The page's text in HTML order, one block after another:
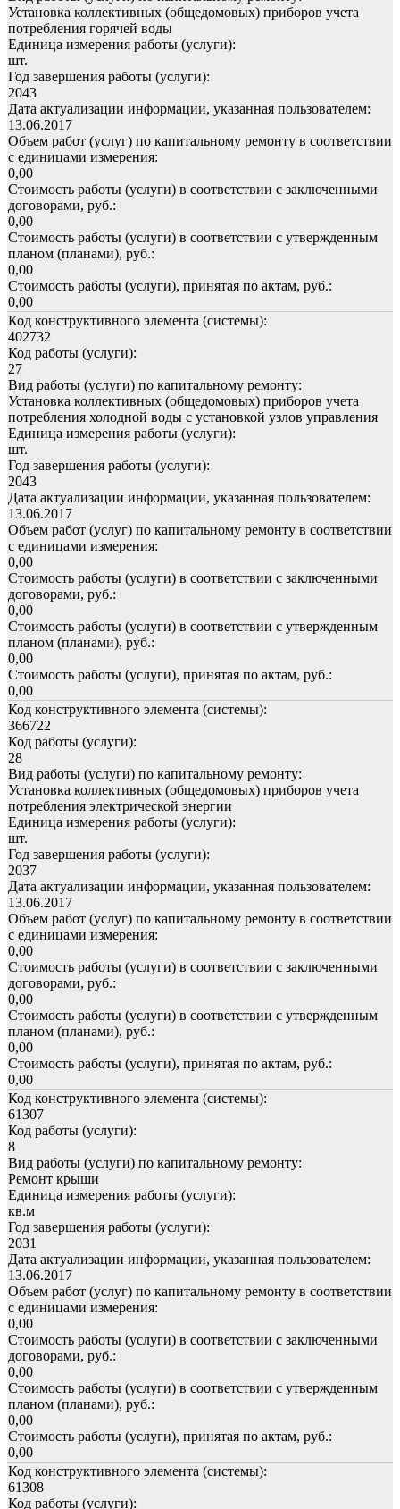
Установка коллективных (общедомовых) приборов учета
потребления горячей воды
Единица измерения работы (услуги):
шт.
Год завершения работы (услуги):
2043
Дата актуализации информации, указанная пользователем:
13.06.2017
Объем работ (услуг) по капитальному ремонту в соответствии
с единицами измерения:
0,00
Стоимость работы (услуги) в соответствии с заключенными
договорами, руб.:
0,00
Стоимость работы (услуги) в соответствии с утвержденным
планом (планами), руб.:
0,00
Стоимость работы (услуги), принятая по актам, руб.:
0,00
Код конструктивного элемента (системы):
402732
Код работы (услуги):
27
Вид работы (услуги) по капитальному ремонту:
Установка коллективных (общедомовых) приборов учета
потребления холодной воды с установкой узлов управления
Единица измерения работы (услуги):
шт.
Год завершения работы (услуги):
2043
Дата актуализации информации, указанная пользователем:
13.06.2017
Объем работ (услуг) по капитальному ремонту в соответствии
с единицами измерения:
0,00
Стоимость работы (услуги) в соответствии с заключенными
договорами, руб.:
0,00
Стоимость работы (услуги) в соответствии с утвержденным
планом (планами), руб.:
0,00
Стоимость работы (услуги), принятая по актам, руб.:
0,00
Код конструктивного элемента (системы):
366722
Код работы (услуги):
28
Вид работы (услуги) по капитальному ремонту:
Установка коллективных (общедомовых) приборов учета
потребления электрической энергии
Единица измерения работы (услуги):
шт.
Год завершения работы (услуги):
2037
Дата актуализации информации, указанная пользователем:
13.06.2017
Объем работ (услуг) по капитальному ремонту в соответствии
с единицами измерения:
0,00
Стоимость работы (услуги) в соответствии с заключенными
договорами, руб.:
0,00
Стоимость работы (услуги) в соответствии с утвержденным
планом (планами), руб.:
0,00
Стоимость работы (услуги), принятая по актам, руб.:
0,00
Код конструктивного элемента (системы):
61307
Код работы (услуги):
8
Вид работы (услуги) по капитальному ремонту:
Ремонт крыши
Единица измерения работы (услуги):
кв.м
Год завершения работы (услуги):
2031
Дата актуализации информации, указанная пользователем:
13.06.2017
Объем работ (услуг) по капитальному ремонту в соответствии
с единицами измерения:
0,00
Стоимость работы (услуги) в соответствии с заключенными
договорами, руб.:
0,00
Стоимость работы (услуги) в соответствии с утвержденным
планом (планами), руб.:
0,00
Стоимость работы (услуги), принятая по актам, руб.:
0,00
Код конструктивного элемента (системы):
61308
Код работы (услуги):